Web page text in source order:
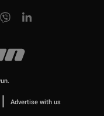
| Advertise with us